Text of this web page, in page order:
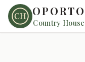
OPORTO
Country House